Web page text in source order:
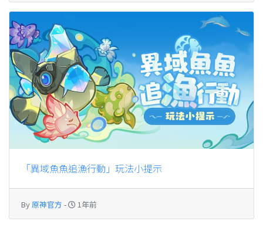
「異域魚魚追漁行動」玩法小提示
By原神官方 - 1年前